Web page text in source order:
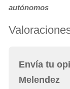
autónomos
Envía tu
Melendez